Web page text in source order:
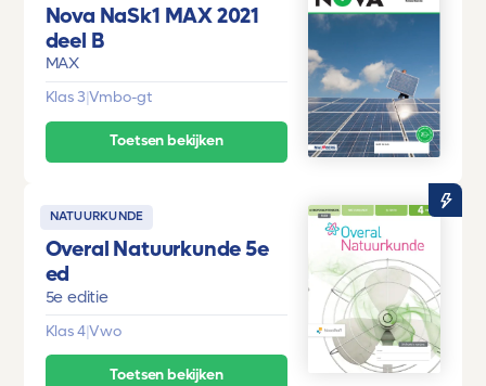
Nova NaSk1 MAX 2021
deel B
MAX
Klas 3 |Vmbo-gt
Toetsen bekijken
NATUURKUNDE
Overal Natuurkunde 5e
ed
5e editie
Klas 4|Vwo
Toetsen bekijken